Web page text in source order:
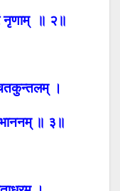
नृणाम् ॥ २॥
।
॥ ३॥